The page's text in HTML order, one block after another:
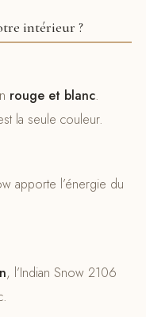
intérieur ?
rouge et blanc.
la seule couleur.
apporte l’énergie du
, l’Indian Snow 2106